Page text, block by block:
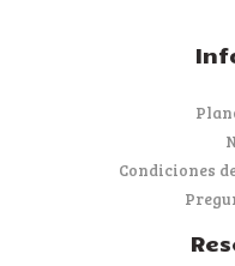
Condiciones